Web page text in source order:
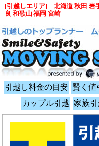
引越し料金の目安 賢く値
カップル引越 家族引
[引越しエリア] 北海道 秋田 岩
良 和歌山 福岡 宮崎